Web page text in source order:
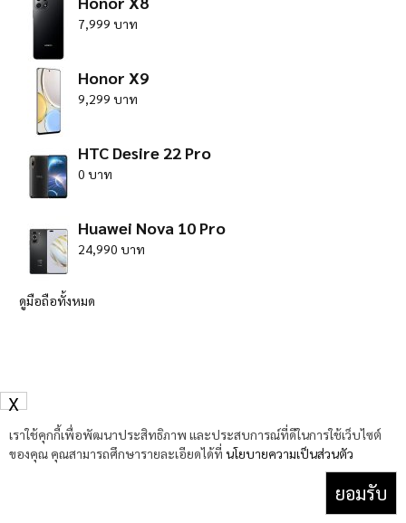
7,999 บาท
Honor X9
9,299 บาท
HTC Desire 22 Pro
0 บาท
Huawei Nova 10 Pro
24,990 บาท
ดูมือถือทั้งหมด
เราใช้คุกกี้เพื่อพัฒนาประสิทธิภาพ และประสบการณ์ที่ดีในการใช้เว็บไซต์
ของคุณ คุณสามารถศึกษารายละเอียดได้ที่ นโยบายความเป็นส่วนตัว
ยอมรับ
X